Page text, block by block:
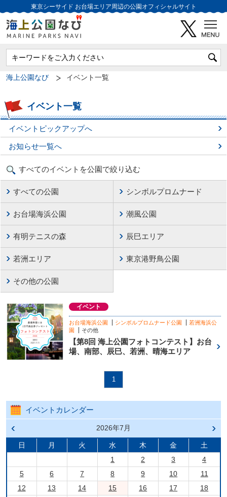
東京シーサイド お台場エリア周辺の公園オフィシャルサイト
海上公園なび イベント一覧
イベント一覧
イベントピックアップへ
お知らせ一覧へ
すべてのイベントを公園で絞り込む
すべての公園 シンボルプロムナード
お台場海浜公園 潮風公園
有明テニスの森 辰巳エリア
若洲エリア 東京港野鳥公園
その他の公園
イベント
お台場海浜公園 シンボルプロムナード公園
若洲海浜公
園
その他
【第8回 海上公園フォトコンテスト】お台
場、南部、辰巳、若洲、晴海エリア
1
イベントカレンダー
前の
戻る
2026年7月
次の
進む
日 月 火 水 木 金
土
1
2 3
4
5
6 7 8 9 10
11
12
13 14 15 16 17
18